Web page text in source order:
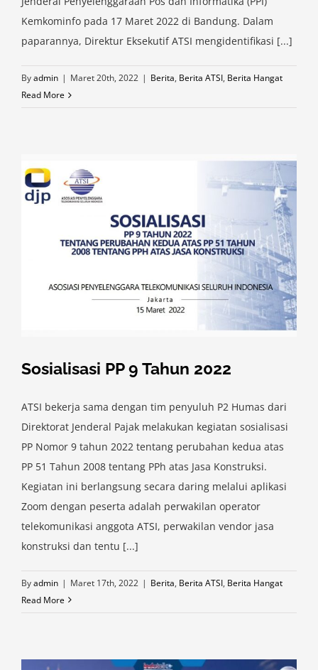
Kemkominfo pada 17 Maret 2022 di Bandung. Dalam
paparannya, Direktur Eksekutif ATSI mengidentifikasi [...]
Byadmin | Maret 20th, 2022 | Berita, Berita ATSI, Berita Hangat
Read More
Sosialisasi PP 9 Tahun 2022
ATSI bekerja sama dengan tim penyuluh P2 Humas dari
Direktorat Jenderal Pajak melakukan kegiatan sosialisasi
PP Nomor 9 tahun 2022 tentang perubahan kedua atas
PP 51 Tahun 2008 tentang PPh atas Jasa Konstruksi.
Kegiatan ini berlangsung secara daring melalui aplikasi
Zoom dengan peserta adalah perwakilan operator
telekomunikasi anggota ATSI, perwakilan vendor jasa
konstruksi dan tentu [...]
Byadmin | Maret 17th, 2022 | Berita, Berita ATSI, Berita Hangat
Read More